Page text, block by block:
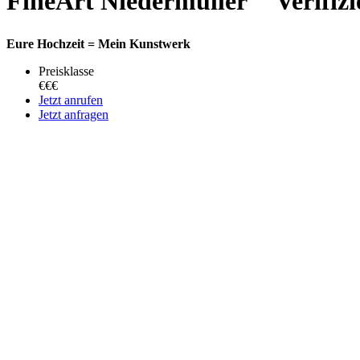
Eure Hochzeit = Mein Kunstwerk
Preisklasse
€€€
Jetzt anrufen
Jetzt anfragen